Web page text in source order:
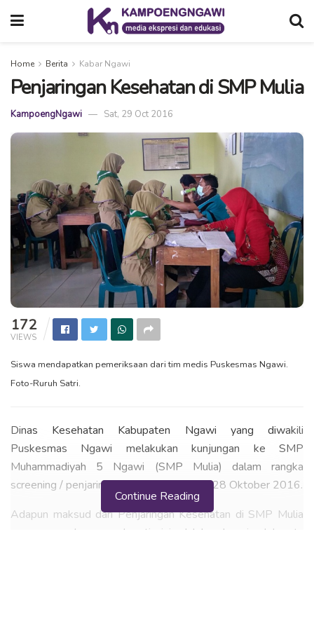
Home Berita Kabar Ngawi
Penjaringan Kesehatan di SMP Mulia
KampoengNgawi Sat, 29 Oct 2016
172
VIEWS
Siswa mendapatkan pemeriksaan dari tim medis Puskesmas Ngawi.
Foto-Ruruh Satri.
Dinas Kesehatan Kabupaten Ngawi yang diwakili
Puskesmas Ngawi melakukan kunjungan ke SMP
Muhammadiyah 5 Ngawi (SMP Mulia) dalam rangka
screening / penjaringan kesehatan, Jumat, 28 Oktober 2016.
Adapun maksud dari Penjaringan Kesehatan di SMP Mulia
yang merupakan agenda rutin ini adalah sebagai salah satu
Continue Reading